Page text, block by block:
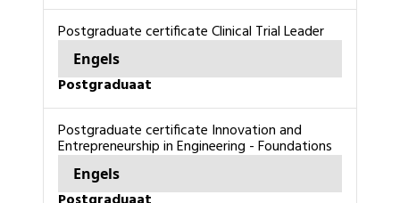
Postgraduate certificate Clinical Trial Leader
Engels
Postgraduaat
Postgraduate certificate Innovation and
Entrepreneurship in Engineering - Foundations
Engels